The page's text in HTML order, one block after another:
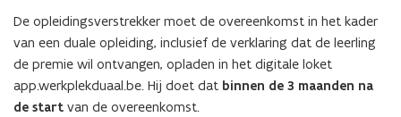
n
o
u
De opleidingsverstrekker moet de overeenkomst in het kader
van een duale opleiding, inclusief de verklaring dat de leerling
de premie wil ontvangen, opladen in het digitale loket
app.werkplekduaal.be. Hij doet dat binnen de 3 maanden na
de start van de overeenkomst.